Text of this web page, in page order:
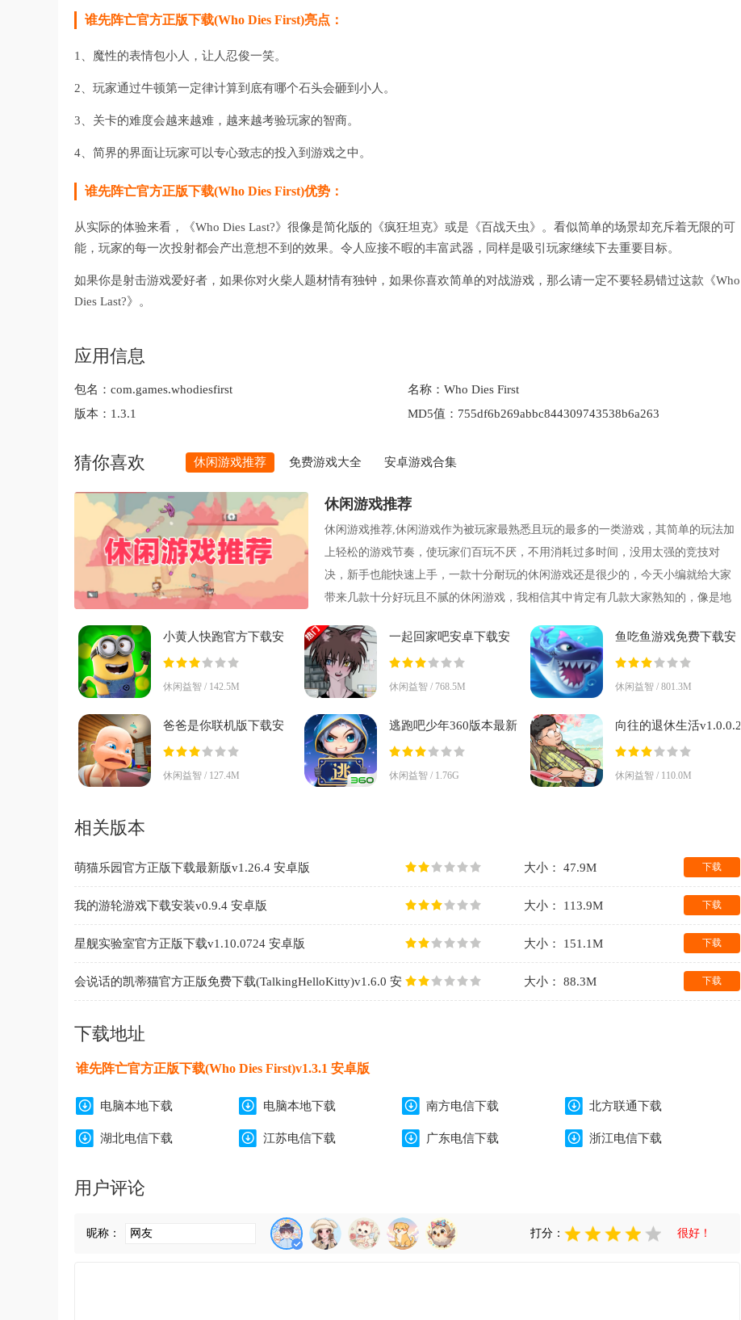
谁先阵亡官方正版下载(Who Dies First)亮点：
1、魔性的表情包小人，让人忍俊一笑。
2、玩家通过牛顿第一定律计算到底有哪个石头会砸到小人。
3、关卡的难度会越来越难，越来越考验玩家的智商。
4、简界的界面让玩家可以专心致志的投入到游戏之中。
谁先阵亡官方正版下载(Who Dies First)优势：
从实际的体验来看，《Who Dies Last?》很像是简化版的《疯狂坦克》或是《百战天虫》。看似简单的场景却充斥着无限的可
能，玩家的每一次投射都会产出意想不到的效果。令人应接不暇的丰富武器，同样是吸引玩家继续下去重要目标。
如果你是射击游戏爱好者，如果你对火柴人题材情有独钟，如果你喜欢简单的对战游戏，那么请一定不要轻易错过这款《Who
Dies Last?》。
应用信息
包名： com.games.whodiesfirst 名称： Who Dies First
版本： 1.3.1 MD5值： 755df6b269abbc844309743538b6a263
猜你喜欢 休闲游戏推荐 免费游戏大全 安卓游戏合集
休闲游戏推荐
休闲游戏推荐,休闲游戏作为被玩家最熟悉且玩的最多的一类游戏，其简单的玩法加
上轻松的游戏节奏，使玩家们百玩不厌，不用消耗过多时间，没用太强的竞技对
决，新手也能快速上手，一款十分耐玩的休闲游戏还是很少的，今天小编就给大家
带来几款十分好玩且不腻的休闲游戏，我相信其中肯定有几款大家熟知的，像是地
小黄人快跑官方下载安
卓v10.0.0f 安卓版
休闲益智 / 142.5M
一起回家吧安卓下载安
装v1.0.0 安卓版
休闲益智 / 768.5M
鱼吃鱼游戏免费下载安
装正版v1.0.215 官方版
休闲益智 / 801.3M
爸爸是你联机版下载安
装v1.0.8 安卓版
休闲益智 / 127.4M
逃跑吧少年360版本最新
下载v8.28.2 官方版
休闲益智 / 1.76G
向往的退休生活v1.0.0.2
安卓版
休闲益智 / 110.0M
相关版本
萌猫乐园官方正版下载最新版v1.26.4 安卓版 大小： 47.9M 下载
我的游轮游戏下载安装v0.9.4 安卓版 大小： 113.9M 下载
星舰实验室官方正版下载v1.10.0724 安卓版 大小： 151.1M 下载
会说话的凯蒂猫官方正版免费下载(TalkingHelloKitty)v1.6.0 安 大小： 88.3M 下载
下载地址
谁先阵亡官方正版下载(Who Dies First)v1.3.1 安卓版
电脑本地下载 电脑本地下载 南方电信下载 北方联通下载
湖北电信下载 江苏电信下载 广东电信下载 浙江电信下载
用户评论
昵称： 打分： 很好！